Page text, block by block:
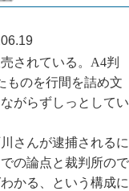
されている。A4判
ものを行間を詰め文
がらずしっとしてい
さんが逮捕されるに
の論点と裁判所ので
かる、という構成に